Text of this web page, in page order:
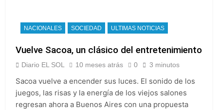
NACIONALES SOCIEDAD ULTIMAS NOTICIAS
Vuelve Sacoa, un clásico del entretenimiento
Diario EL SOL 10 meses atrás 0 3 minutos
Sacoa vuelve a encender sus luces. El sonido de los
juegos, las risas y la energía de los viejos salones
regresan ahora a Buenos Aires con una propuesta